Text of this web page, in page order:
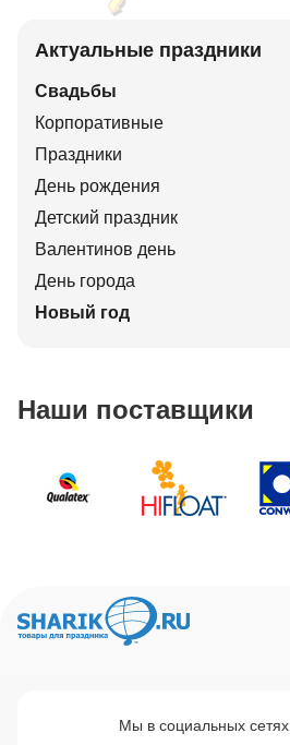
Актуальные праздники
Свадьбы
Корпоративные
Праздники
День рождения
Детский праздник
Валентинов день
День города
Новый год
Наши поставщики
Мы в социальных сетях